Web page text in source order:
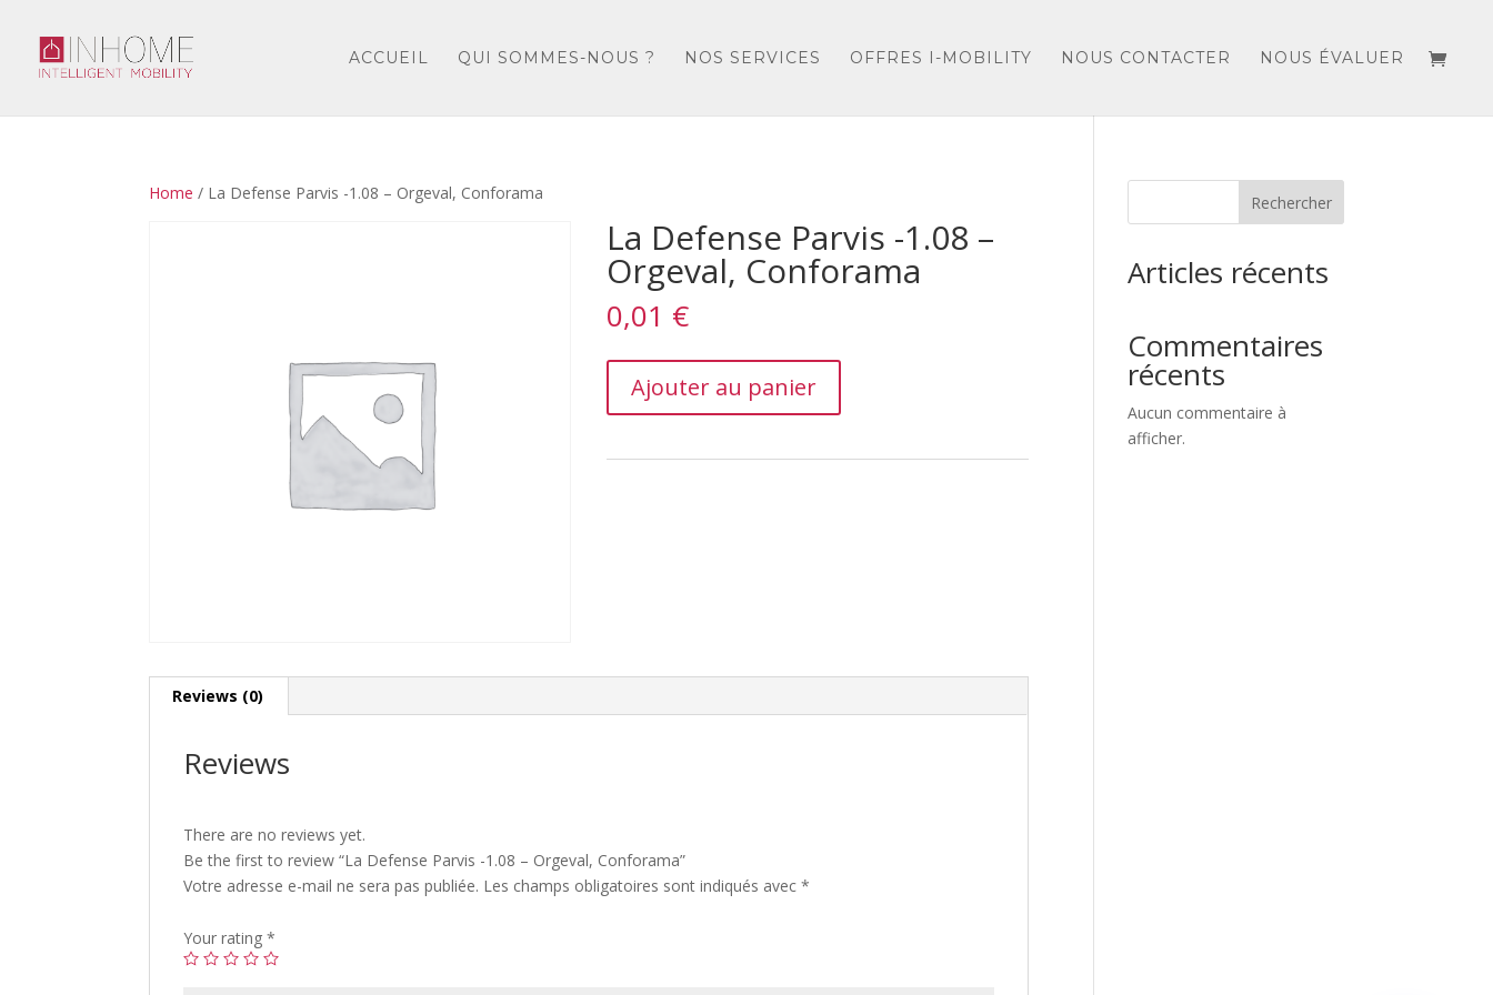
ACCUEIL QUI SOMMES-NOUS ? NOS SERVICES OFFRES I-MOBILITY NOUS CONTACTER NOUS ÉVALUER
Home / La Defense Parvis -1.08 – Orgeval, Conforama
La Defense Parvis -1.08 –
Orgeval, Conforama
0,01 €
Defense
Parvis
Ajouter au panier
Reviews (0)
Reviews
There are no reviews yet.
Be the first to review “La Defense Parvis -1.08 – Orgeval, Conforama”
Votre adresse e-mail ne sera pas publiée. Les champs obligatoires sont indiqués avec*
Your rating*
Rechercher
Articles récents
Commentaires
récents
Aucun commentaire à
afficher.